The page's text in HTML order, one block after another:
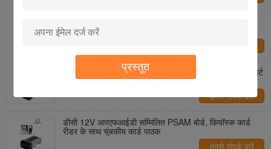
प्रस्तुत
Motorized सम्मिलित कियॉस्क, RS232 अंतरफलक के साथ स्मार्ट
कार्ड पाठक के लिए चुंबकीय कार्ड पाठक
हमसे संपर्क करें
डीसी 12V आरएफआईडी सम्मिलित PSAM बोर्ड, कियॉस्क कार्ड
रीडर के साथ चुंबकीय कार्ड पाठक
हमसे संपर्क करें